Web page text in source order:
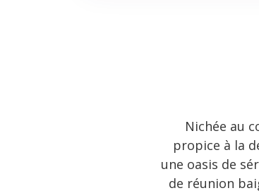
Nichée au
propice à la
une oasis de
de réunion